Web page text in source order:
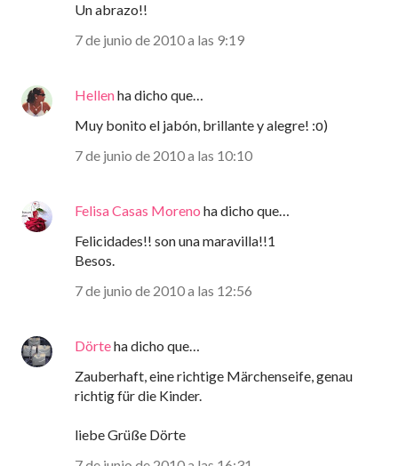
Un abrazo!!
7 de junio de 2010 a las 9:19
Hellenha dicho que…
Muy bonito el jabón, brillante y alegre! :о)
7 de junio de 2010 a las 10:10
Felisa Casas Moreno ha dicho que…
Felicidades!! son una maravilla!!1
Besos.
7 de junio de 2010 a las 12:56
Dörteha dicho que…
Zauberhaft, eine richtige Märchenseife, genau
richtig für die Kinder.
liebe Grüße Dörte